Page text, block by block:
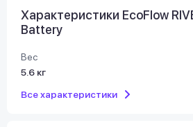
Характеристики EcoFlow
Battery
Вес
5.6 кг
Все характеристики